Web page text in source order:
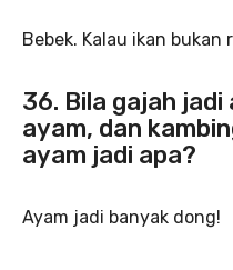
Bebek. Kalau ikan
36. Bila gajah jadi
ayam, dan
ayam jadi apa?
Ayam jadi banyak dong!